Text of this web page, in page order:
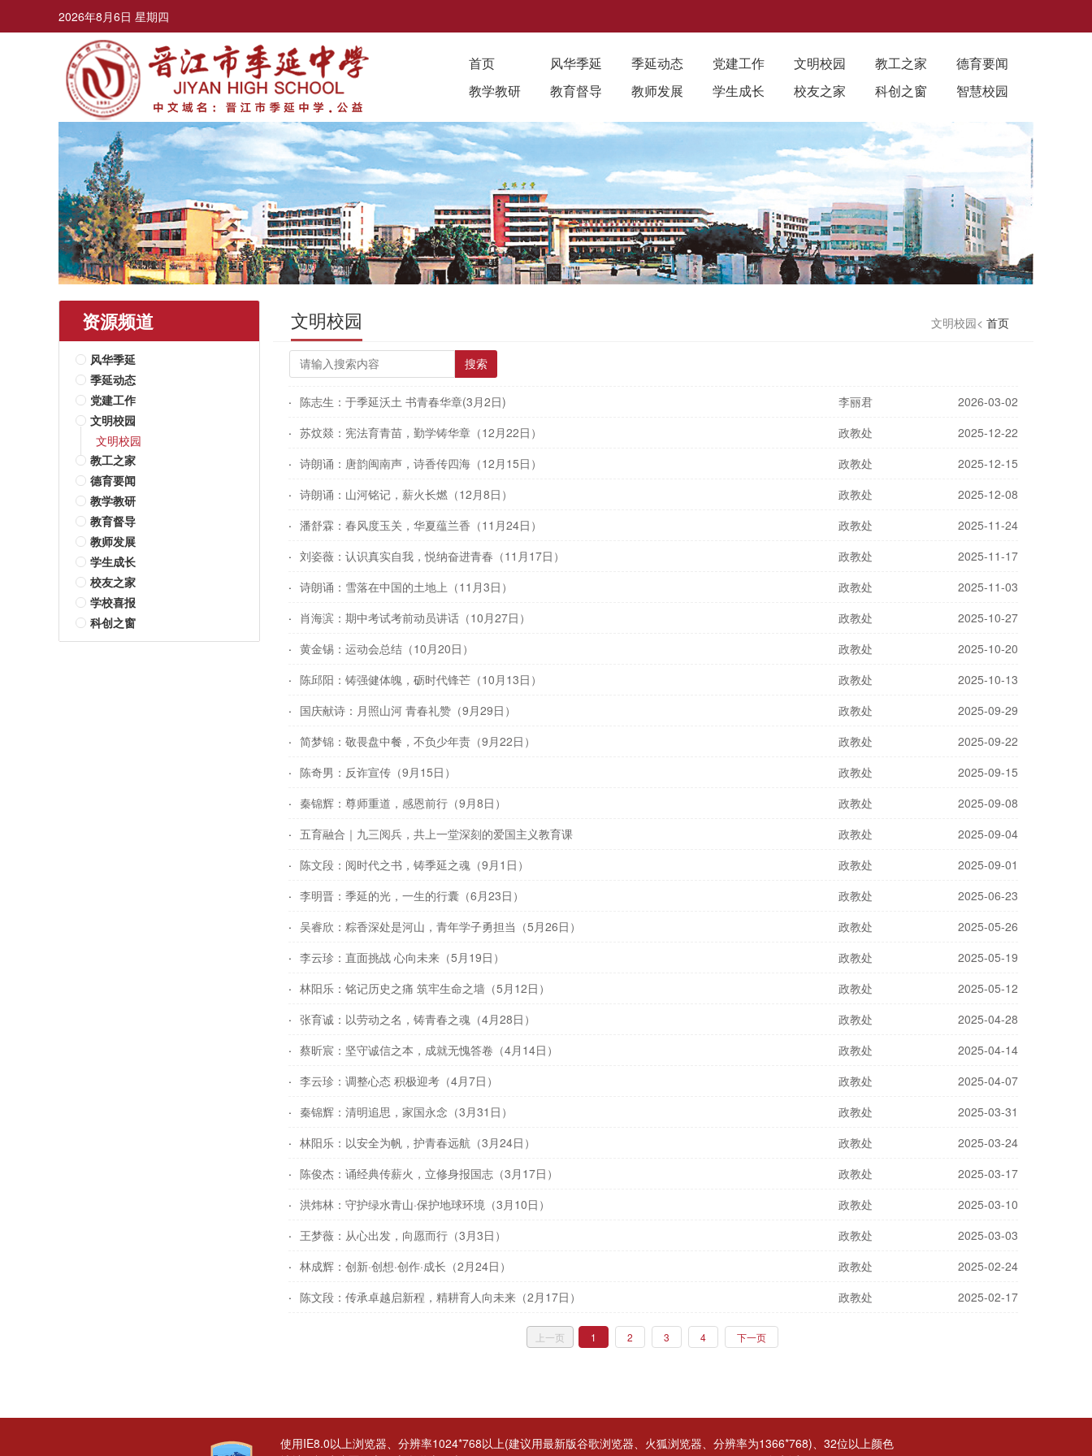
2026年8月6日 星期四
首页 风华季延 季延动态 党建工作 文明校园 教工之家
德育要闻
教学教研
教育督导 教师发展 学生成长 校友之家 科创之窗 智慧校园
资源频道
风华季延
季延动态
党建工作
文明校园
文明校园
教工之家
德育要闻
教学教研
教育督导
教师发展
学生成长
校友之家
学校喜报
科创之窗
文明校园 文明校园< 首页
搜索
陈志生：于季延沃土 书青春华章(3月2日) 李丽君
2026-03-02
苏炆燚：宪法育青苗，勤学铸华章（12月22日）
政教处
2025-12-22
诗朗诵：唐韵闽南声，诗香传四海（12月15日）
政教处
2025-12-15
诗朗诵：山河铭记，薪火长燃（12月8日）
政教处
2025-12-08
潘舒霖：春风度玉关，华夏蕴兰香（11月24日）
政教处
2025-11-24
刘姿薇：认识真实自我，悦纳奋进青春（11月17日）
政教处
2025-11-17
诗朗诵：雪落在中国的土地上（11月3日）
政教处
2025-11-03
肖海滨：期中考试考前动员讲话（10月27日）
政教处
2025-10-27
黄金锡：运动会总结（10月20日）
政教处
2025-10-20
陈邱阳：铸强健体魄，砺时代锋芒（10月13日）
政教处
2025-10-13
国庆献诗：月照山河 青春礼赞（9月29日）
政教处
2025-09-29
简梦锦：敬畏盘中餐，不负少年责（9月22日）
政教处
2025-09-22
陈奇男：反诈宣传（9月15日）
政教处
2025-09-15
秦锦辉：尊师重道，感恩前行（9月8日）
政教处
2025-09-08
五育融合｜九三阅兵，共上一堂深刻的爱国主义教育课
政教处
2025-09-04
陈文段：阅时代之书，铸季延之魂（9月1日）
政教处
2025-09-01
李明晋：季延的光，一生的行囊（6月23日）
政教处
2025-06-23
吴睿欣：粽香深处是河山，青年学子勇担当（5月26日）
政教处
2025-05-26
李云珍：直面挑战 心向未来（5月19日）
政教处
2025-05-19
林阳乐：铭记历史之痛 筑牢生命之墙（5月12日）
政教处
2025-05-12
张育诚：以劳动之名，铸青春之魂（4月28日）
政教处
2025-04-28
蔡昕宸：坚守诚信之本，成就无愧答卷（4月14日）
政教处
2025-04-14
李云珍：调整心态 积极迎考（4月7日）
政教处
2025-04-07
秦锦辉：清明追思，家国永念（3月31日）
政教处
2025-03-31
林阳乐：以安全为帆，护青春远航（3月24日）
政教处
2025-03-24
陈俊杰：诵经典传薪火，立修身报国志（3月17日）
政教处
2025-03-17
洪炜林：守护绿水青山·保护地球环境（3月10日）
政教处
2025-03-10
王梦薇：从心出发，向愿而行（3月3日）
政教处
2025-03-03
林成辉：创新·创想·创作·成长（2月24日）
政教处
2025-02-24
陈文段：传承卓越启新程，精耕育人向未来（2月17日）
政教处 2025-02-17
上一页 1 2 3 4 下一页
使用IE8.0以上浏览器、分辨率1024*768以上(建议用最新版谷歌浏览器、火狐浏览器、分辨率为1366*768)、32位以上颜色